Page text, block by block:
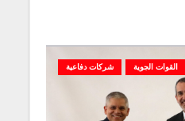
القوات الجوية شركات دفاعية